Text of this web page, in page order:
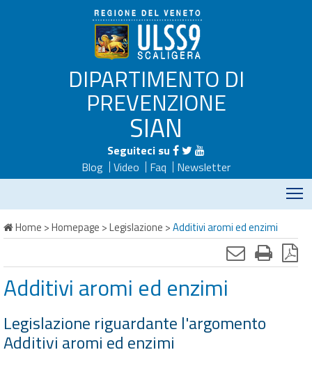
DIPARTIMENTO DI
PREVENZIONE
SIAN
Seguiteci su
Blog
Video Faq
Newsletter
Home >Homepage >Legislazione >Additivi aromi ed enzimi
Additivi aromi ed enzimi
Legislazione riguardante l'argomento
Additivi aromi ed enzimi